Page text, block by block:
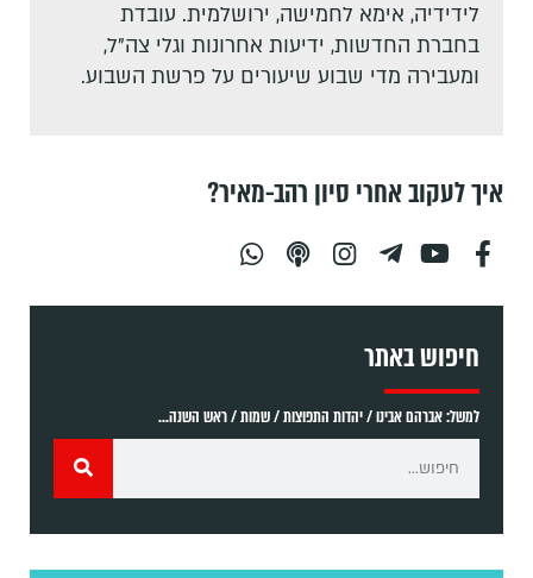
לידידיה, אימא לחמישה, ירושלמית. עובדת
בחברת החדשות, ידיעות אחרונות וגלי צה"ל,
ומעבירה מדי שבוע שיעורים על פרשת השבוע.
איך לעקוב אחרי סיון רהב-מאיר?
חיפוש באתר
למשל: אברהם אבינו / יהדות התפוצות / שמות / ראש השנה...